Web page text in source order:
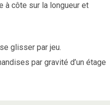
à côte sur la longueur et
glisser par jeu.
par gravité d’un étage